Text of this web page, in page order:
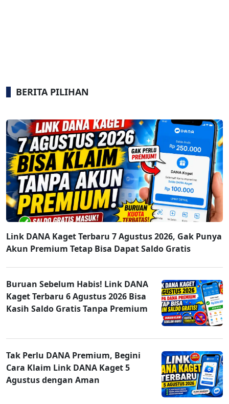
BERITA PILIHAN
Link DANA Kaget Terbaru 7 Agustus 2026, Gak Punya
Akun Premium Tetap Bisa Dapat Saldo Gratis
Buruan Sebelum Habis! Link DANA
Kaget Terbaru 6 Agustus 2026 Bisa
Kasih Saldo Gratis Tanpa Premium
Tak Perlu DANA Premium, Begini
Cara Klaim Link DANA Kaget 5
Agustus dengan Aman